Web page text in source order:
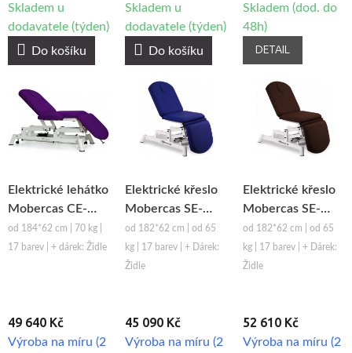
Skladem u
dodavatele (týden)
Do košíku
Skladem u
dodavatele (týden)
Do košíku
Skladem (dod. do
48h)
DETAIL
Elektrické lehátko
Mobercas CE-
2130-BR
od 184*62 cm | 70 kg |
17 barev | + dárek: Židle
49 640 Kč
Výroba na míru (2
Elektrické křeslo
Mobercas SE-
1130
od 182*62 cm | od 65
kg | 17 barev | + Dárek:
Židle
45 090 Kč
Výroba na míru (2
Elektrické křeslo
Mobercas SE-
1230
od 182*62 cm | od 65
kg | 17 barev | + Dárek:
Židle
52 610 Kč
Výroba na míru (2